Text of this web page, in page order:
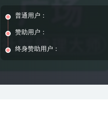
普通用户：
赞助用户：
终身赞助用户：